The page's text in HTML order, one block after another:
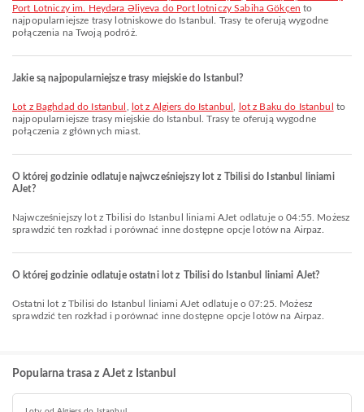
Port Lotniczy im. Heydəra Əliyeva do Port lotniczy Sabiha Gökçen to
najpopularniejsze trasy lotniskowe do Istanbul. Trasy te oferują wygodne
połączenia na Twoją podróż.
Jakie są najpopularniejsze trasy miejskie do Istanbul?
lot z Baghdad do Istanbul lot z Algiers do Istanbul lot z Baku do Istanbul
to
najpopularniejsze trasy miejskie do Istanbul. Trasy te oferują wygodne
połączenia z głównych miast.
O której godzinie odlatuje najwcześniejszy lot z Tbilisi do Istanbul liniami
AJet?
Najwcześniejszy lot z Tbilisi do Istanbul liniami AJet odlatuje o 04:55. Możesz
sprawdzić ten rozkład i porównać inne dostępne opcje lotów na Airpaz.
O której godzinie odlatuje ostatni lot z Tbilisi do Istanbul liniami AJet?
Ostatni lot z Tbilisi do Istanbul liniami AJet odlatuje o 07:25. Możesz
sprawdzić ten rozkład i porównać inne dostępne opcje lotów na Airpaz.
Popularna trasa z AJet z Istanbul